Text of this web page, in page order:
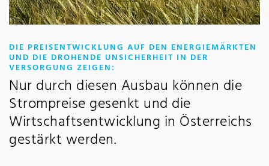
DIE PREISENTWICKLUNG AUF DEN ENERGIEMÄRKTEN
UND DIE DROHENDE UNSICHERHEIT IN DER
VERSORGUNG ZEIGEN:
Nur durch diesen Ausbau können die
Strompreise gesenkt und die
Wirtschaftsentwicklung in Österreichs
gestärkt werden.